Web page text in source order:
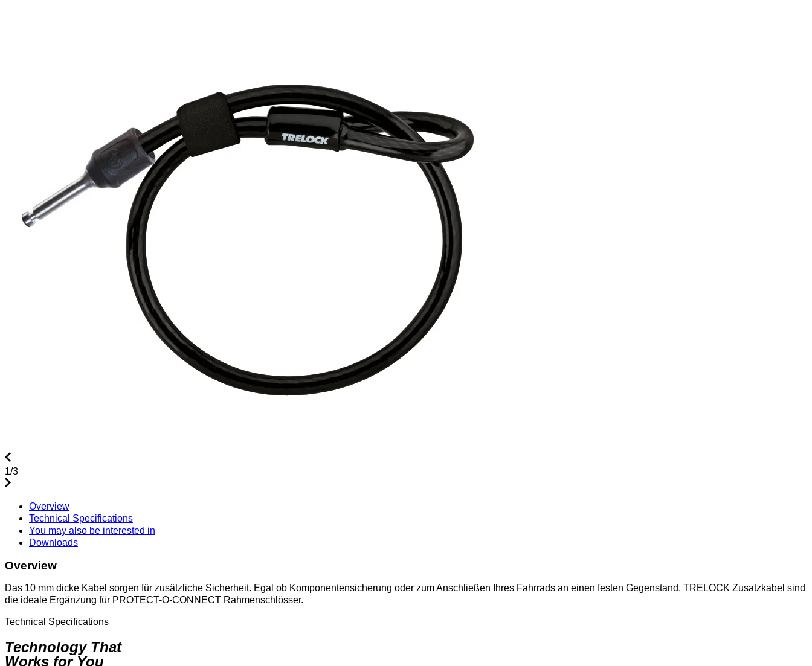
FOLD-IT DAILY 130 CM X-PRESS –
€95.99
8005556 8006275
ADD-IT
€13.99
LS 940 HB LIGHTHAMMER 150 LUX E-
BIKE
8006212
Starte dein nächstes Abenteuer
CHECKLISTE FÜR PENDLER
Fahre sicherer, schlauer und entspannter
WERDEN SIE TEIL
DES TEAMS
1/3
Overview
Technical Specifications
You may also be interested in
Downloads
Overview
Das 10 mm dicke Kabel sorgen für zusätzliche Sicherheit. Egal ob Komponentensicherung oder zum Anschließen Ihres Fahrrads an einen festen Gegenstand, TRELOCK Zusatzkabel sind
die ideale Ergänzung für PROTECT-O-CONNECT Rahmenschlösser.
Technical Specifications
Technology That
Works for You